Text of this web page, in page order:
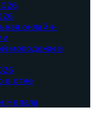
онлайн-
молодежи в
в огне
Непала